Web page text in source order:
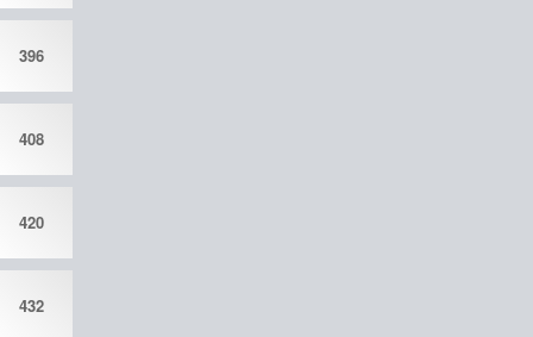
396
408
420
432